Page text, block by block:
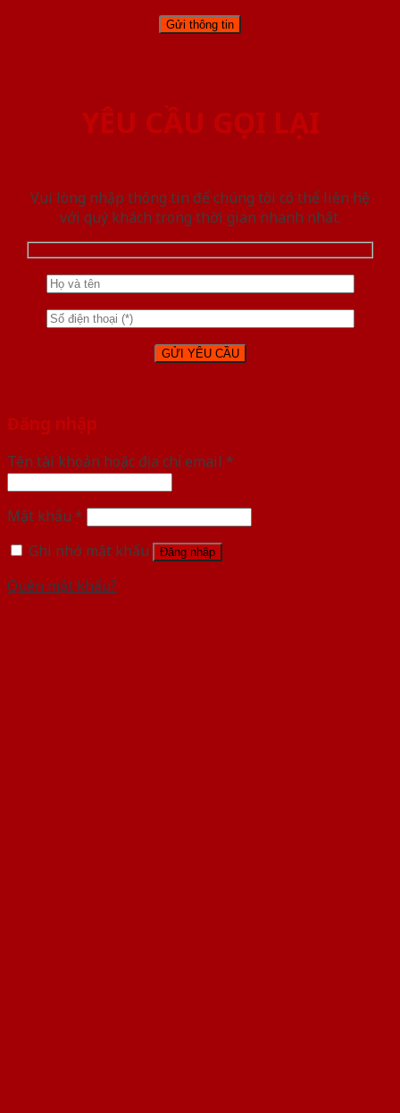
YÊU CẦU GỌI LẠI
Vui lòng nhập thông tin để chúng tôi có thể liên hệ
với quý khách trong thời gian nhanh nhất.
Đăng nhập
Tên tài khoản hoặc địa chỉ email *
Mật khẩu *
Ghi nhớ mật khẩu
Đăng nhập
Quên mật khẩu?